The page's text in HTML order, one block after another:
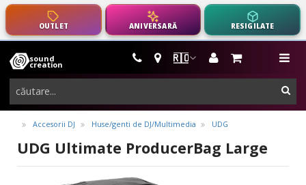
OUTLET ANIVERSARĂ RESIGILATE
🇷🇴
sound
creation
instrumente
muzicale,
echipamente
pro-
audio
Accesorii DJ Huse/genti de DJ/Multimedia UDG
UDG Ultimate ProducerBag Large